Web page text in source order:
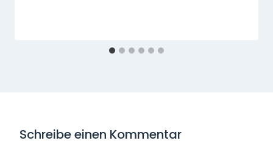
Schreibe einen Kommentar